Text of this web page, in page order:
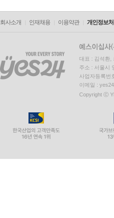
회사소개 인재채용 이용약관 개인정보
대표 : 김석환,
주소 : 서울시
사업자등록번
이메일 :
Copyright ⓒ